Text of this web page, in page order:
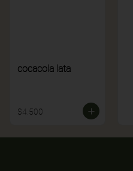
cocacola lata
$4.500